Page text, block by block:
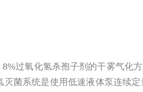
过氧化氢杀孢子剂的干雾气化
灭菌系统是使用低速液体泵连续